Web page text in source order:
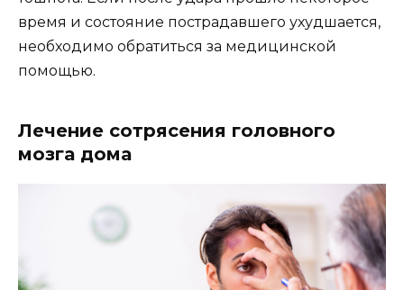
время и состояние пострадавшего ухудшается,
необходимо обратиться за медицинской
помощью.
Лечение сотрясения головного
мозга дома